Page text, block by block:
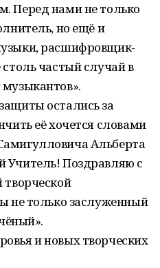
Перед нами не только
но ещё и
расшифровщик-
частый случай в
остались за
её хочется словами
Альберта
Учитель! Поздравляю с
не только заслуженный
и новых творческих